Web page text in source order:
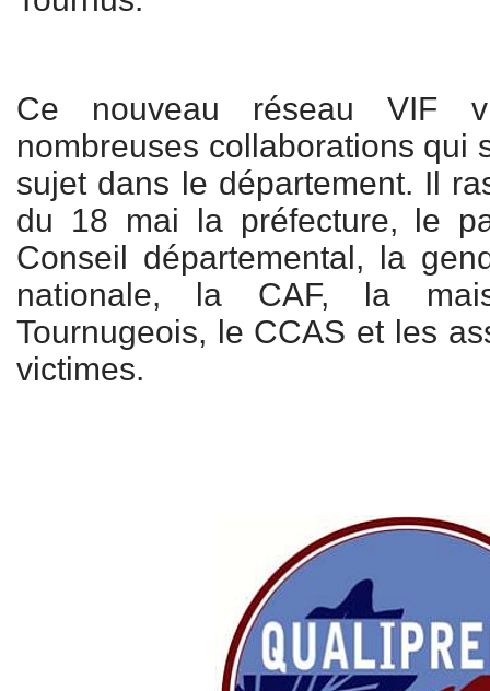
Ce nouveau réseau VIF
nombreuses collaborations qui
sujet dans le département. Il
du 18 mai la préfecture, le
Conseil départemental, la
nationale, la CAF, la
Tournugeois, le CCAS et les
victimes.